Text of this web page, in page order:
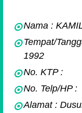
Nama :
Tempat/
1992
No. KTP :
No. Telp/HP :
Alamat :